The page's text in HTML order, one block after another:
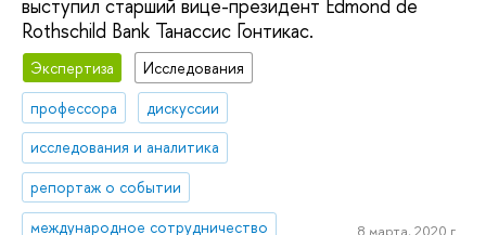
выступил старший вице-президент Edmond de
Rothschild Bank Танассис Гонтикас.
Экспертиза
Исследования
профессора
дискуссии
исследования и аналитика
репортаж о событии
международное сотрудничество
8 марта, 2020 г.